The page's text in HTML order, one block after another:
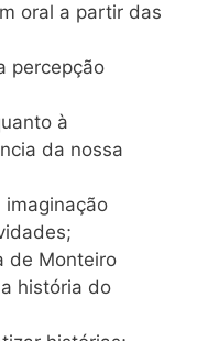
oral a partir das
percepção
à
da nossa
imaginação
de Monteiro
história do